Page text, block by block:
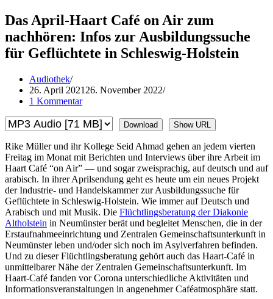
Das April-Haart Café on Air zum
nachhören: Infos zur Ausbildungssuche
für Geflüchtete in Schleswig-Holstein
Audiothek
26. April 2021 26. November 2022
1 Kommentar
Download Show URL
Rike Müller und ihr Kollege Seid Ahmad gehen an jedem vierten
Freitag im Monat mit Berichten und Interviews über ihre Arbeit im
Haart Café “on Air” — und sogar zweisprachig, auf deutsch und auf
arabisch. In ihrer Aprilsendung geht es heute um ein neues Projekt
der Industrie- und Handelskammer zur Ausbildungssuche für
Geflüchtete in Schleswig-Holstein. Wie immer auf Deutsch und
Arabisch und mit Musik. Die Flüchtlingsberatung der Diakonie
Altholstein in Neumünster berät und begleitet Menschen, die in der
Erstaufnahmeeinrichtung und Zentralen Gemeinschaftsunterkunft in
Neumünster leben und/oder sich noch im Asylverfahren befinden.
Und zu dieser Flüchtlingsberatung gehört auch das Haart-Café in
unmittelbarer Nähe der Zentralen Gemeinschaftsunterkunft. Im
Haart-Café fanden vor Corona unterschiedliche Aktivitäten und
Informationsveranstaltungen in angenehmer Caféatmosphäre statt.